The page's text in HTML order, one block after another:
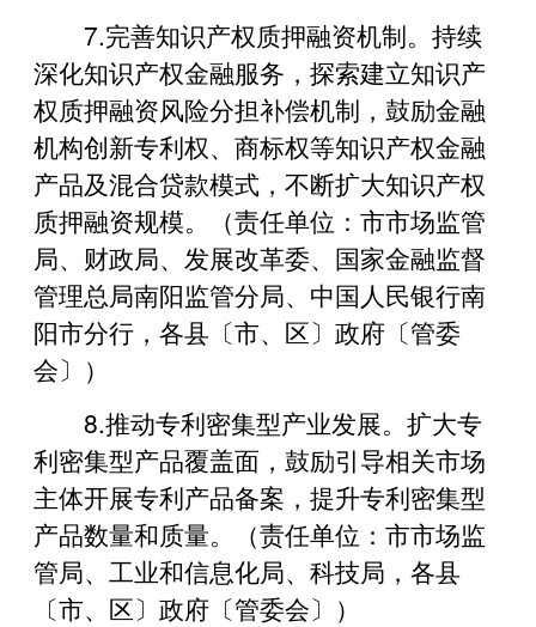
7.‌完善知识产权质押融资机制。持续
深化知识产权金融服务，探索建立知识产
权质押融资风险分担补偿机制，鼓励金融
机构创新专利权、商标权等知识产权金融
产品及混合贷款模式，不断扩大知识产权
质押融资规模。（责任单位：市市场监管
局、财政局、发展改革委、国家金融监督
管理总局南阳监管分局、中国人民银行南
阳市分行，各县〔市、区〕政府〔管委
会〕）
8.推动专利密集型产业发展。扩大专
利密集型产品覆盖面，鼓励引导相关市场
主体开展专利产品备案，提升专利密集型
产品数量和质量。（责任单位：市市场监
管局、工业和信息化局、科技局，各县
〔市、区〕政府〔管委会〕）